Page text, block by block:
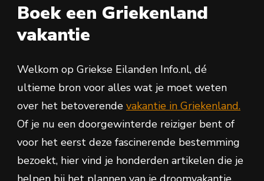
Boek een Griekenland
vakantie
Welkom op Griekse Eilanden Info.nl, dé
ultieme bron voor alles wat je moet weten
over het betoverende vakantie in Griekenland.
Of je nu een doorgewinterde reiziger bent of
voor het eerst deze fascinerende bestemming
bezoekt, hier vind je honderden artikelen die je